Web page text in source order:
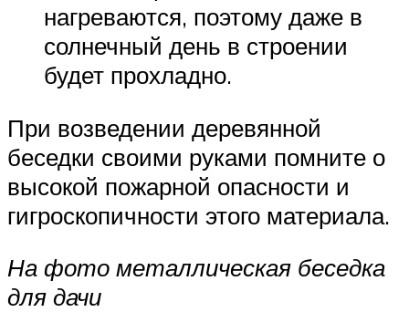
нагреваются, поэтому даже в
солнечный день в строении
будет прохладно.
При возведении деревянной
беседки своими руками помните о
высокой пожарной опасности и
гигроскопичности этого материала.
На фото металлическая беседка
для дачи